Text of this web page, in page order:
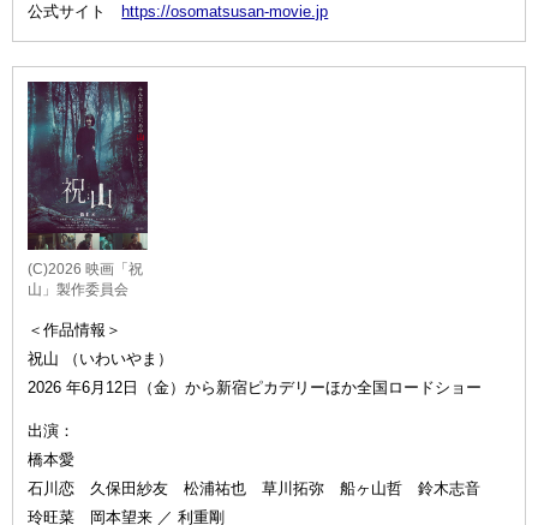
公式サイト
https://osomatsusan-movie.jp
(C)2026 映画「祝
山」製作委員会
＜作品情報＞
祝山 （いわいやま）
2026 年6月12日（金）から新宿ピカデリーほか全国ロードショー
出演：
橋本愛
石川恋 久保田紗友 松浦祐也 草川拓弥 船ヶ山哲 鈴木志音
玲旺菜 岡本望来 ／ 利重剛